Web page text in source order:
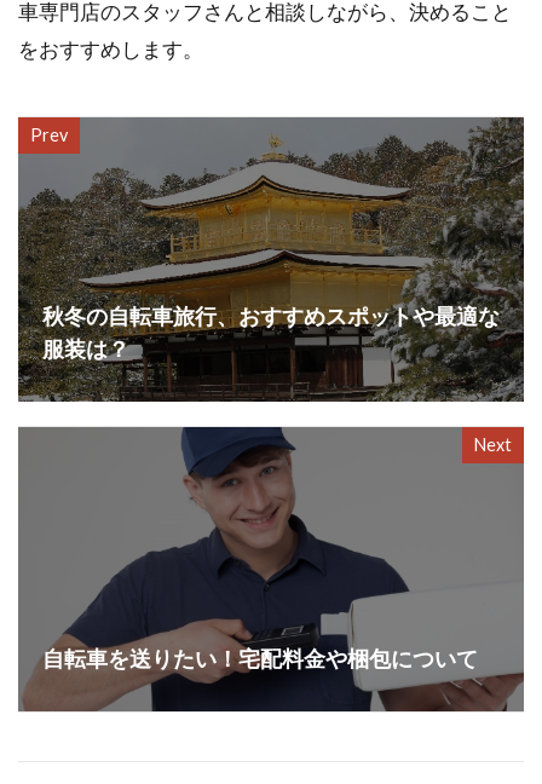
車専門店のスタッフさんと相談しながら、決めること
をおすすめします。
Prev
秋冬の自転車旅行、おすすめスポットや最適な
服装は？
Next
自転車を送りたい！宅配料金や梱包について